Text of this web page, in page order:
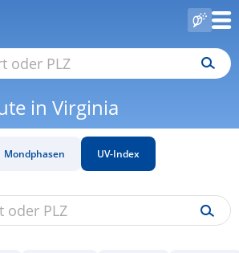
in Virginia
Mondphasen UV-Index